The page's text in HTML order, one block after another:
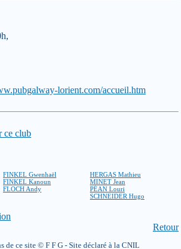
lorient.com/accueil.htm
ce club
FINKEL Gwenhaël
FINKEL Kanoun
FLOCH Andy
HERGAS Mathieu
MINET Jean
PÉAN Louri
SCHNEIDER Hugo
Retour
de ce site © F F G - Site déclaré à la CNIL